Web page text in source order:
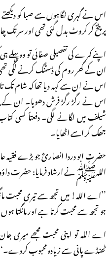
اس نے گہری نگاہوں سے صبا کو
پر پٹخ کر کروٹ بدل گئی تھی اور سر تک
اپنے کمرے کی تفصیلی صفائی تو وہ
ان کے گھر روم کی ڈسٹنگ کرنے لگی
اس نے ان سے کہہ دیا تھا کہ شام تک
اس نے رگڑ رگڑ فرش دھویا۔ ان کے
شیلف میں لگانے لگی۔ دفعتاً کسی
جھک کر اسے اٹھایا۔
حضرت ابو دردا انصاریؓ جو بڑے فقیہ
اللہﷺ نے ارشاد فرمایا: حضرت داؤد
’’اے اللہ! میں تجھ سے تیری محبت
جو تجھ سے محبت کرتا ہے اور مانگتا
اے اللہ تو اپنی محبت مجھے میری
ٹھنڈے پانی سے زیادہ محبوب